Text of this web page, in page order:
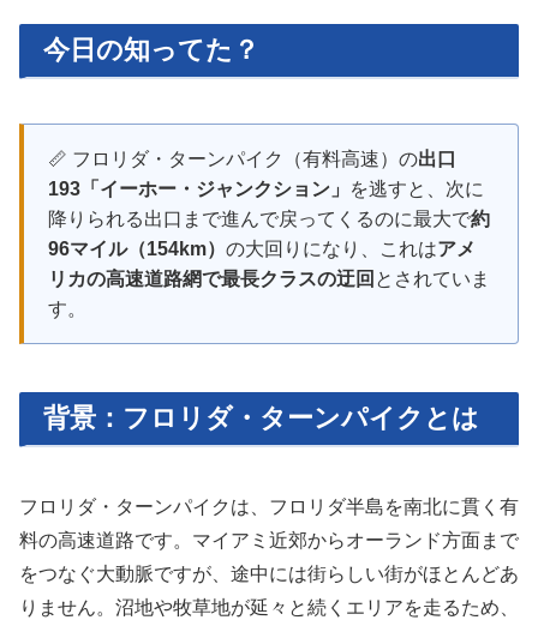
今日の知ってた？
📏 フロリダ・ターンパイク（有料高速）の出口
193「イーホー・ジャンクション」
を逃すと、次に
降りられる出口まで進んで戻ってくるのに最大で約
96マイル（154km） の大回りになり、これはアメ
リカの高速道路網で最長クラスの迂回 とされていま
す。
背景：フロリダ・ターンパイクとは
フロリダ・ターンパイクは、フロリダ半島を南北に貫く有
料の高速道路です。マイアミ近郊からオーランド方面まで
をつなぐ大動脈ですが、途中には街らしい街がほとんどあ
りません。沼地や牧草地が延々と続くエリアを走るため、